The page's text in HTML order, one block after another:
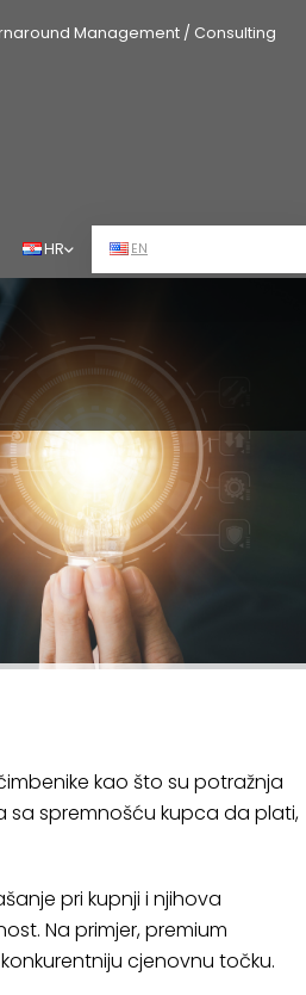
Management / Consulting
HR EN
kao što su potražnja
sa spremnošću kupca da plati,
pri kupnji i njihova
Na primjer, premium
cjenovnu točku.